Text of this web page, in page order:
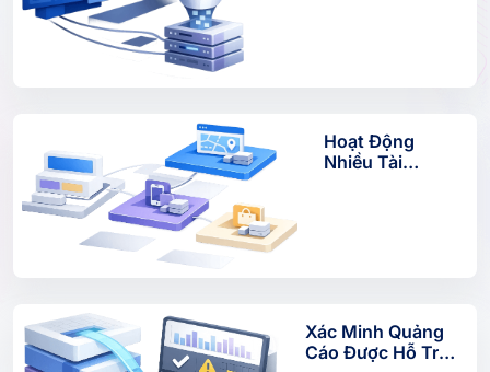
Hoạt Động
Nhiều Tài
Xác Minh Quảng
Cáo Được Hỗ Trợ